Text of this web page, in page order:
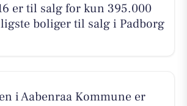
er til salg for kun 395.000
boliger til salg i Padborg
i Aabenraa Kommune er